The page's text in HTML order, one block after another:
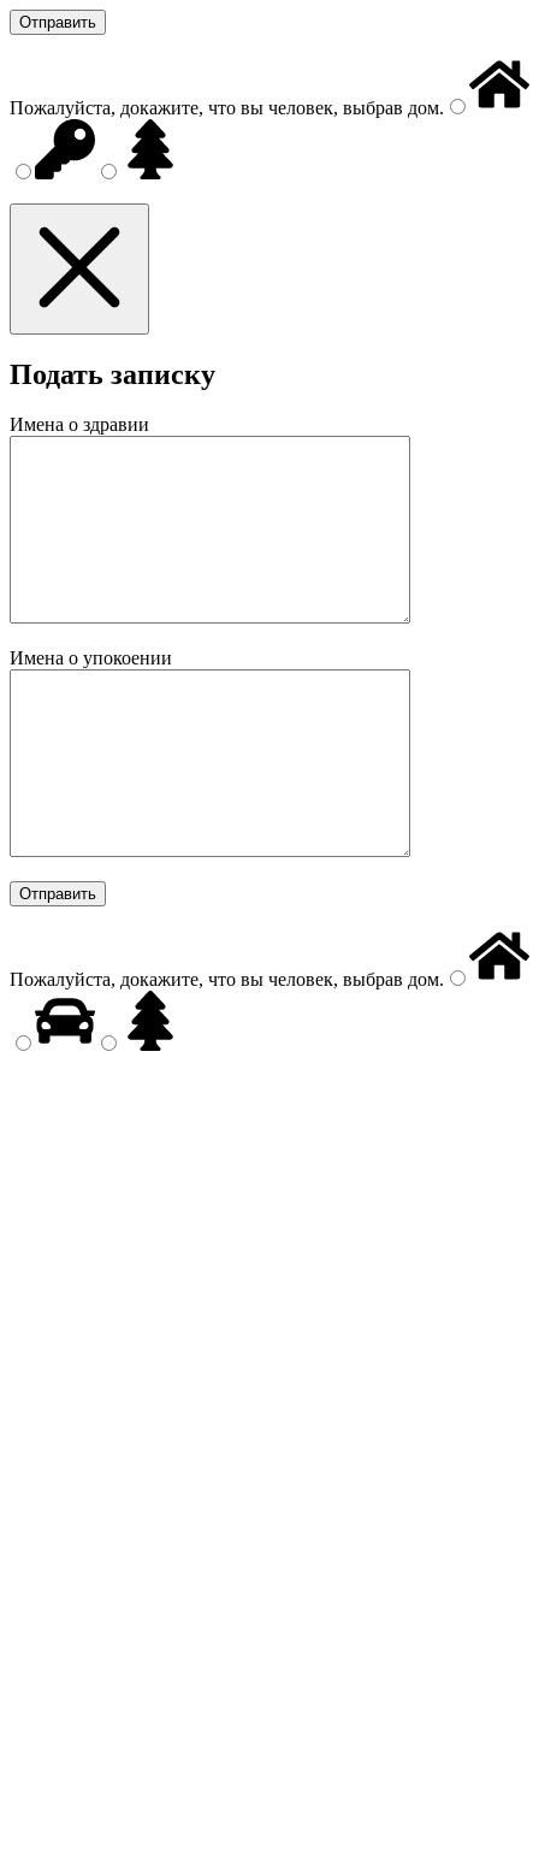
Пожалуйста, докажите, что вы человек, выбрав дом.
Подать записку
Имена о здравии
Имена о упокоении
Пожалуйста, докажите, что вы человек, выбрав дом.